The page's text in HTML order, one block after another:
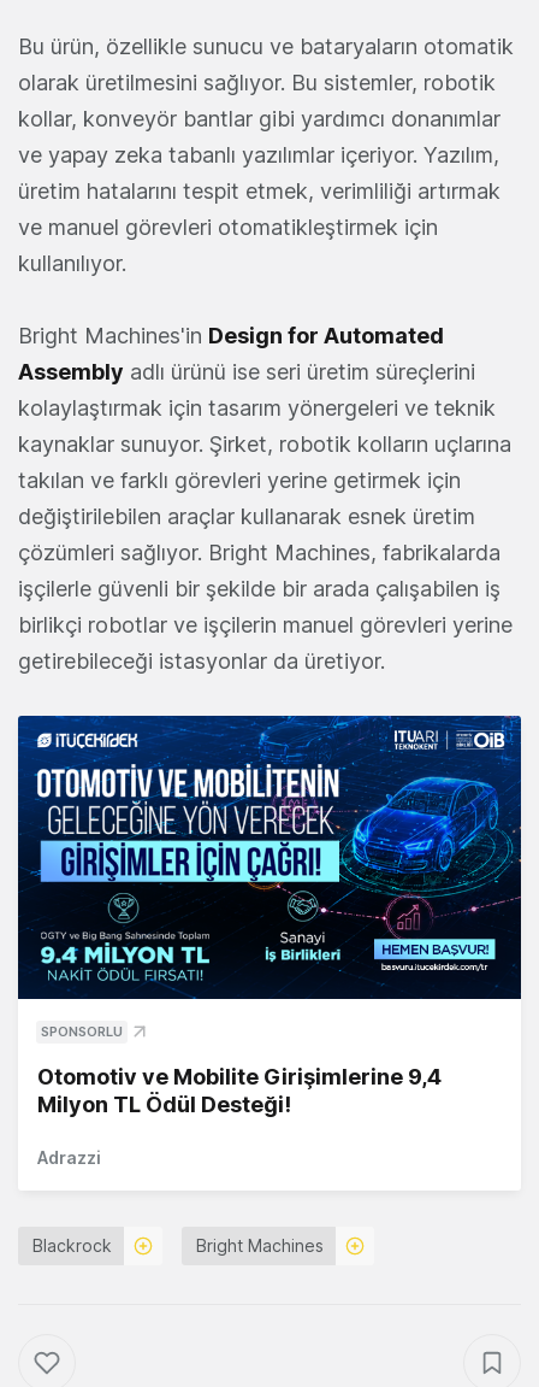
Bu ürün, özellikle sunucu ve bataryaların otomatik
olarak üretilmesini sağlıyor. Bu sistemler, robotik
kollar, konveyör bantlar gibi yardımcı donanımlar
ve yapay zeka tabanlı yazılımlar içeriyor. Yazılım,
üretim hatalarını tespit etmek, verimliliği artırmak
ve manuel görevleri otomatikleştirmek için
kullanılıyor.
Bright Machines'in Design for Automated
Assembly adlı ürünü ise seri üretim süreçlerini
kolaylaştırmak için tasarım yönergeleri ve teknik
kaynaklar sunuyor. Şirket, robotik kolların uçlarına
takılan ve farklı görevleri yerine getirmek için
değiştirilebilen araçlar kullanarak esnek üretim
çözümleri sağlıyor. Bright Machines, fabrikalarda
işçilerle güvenli bir şekilde bir arada çalışabilen iş
birlikçi robotlar ve işçilerin manuel görevleri yerine
getirebileceği istasyonlar da üretiyor.
SPONSORLU
Otomotiv ve Mobilite Girişimlerine 9,4
Milyon TL Ödül Desteği!
Adrazzi
Blackrock Bright Machines